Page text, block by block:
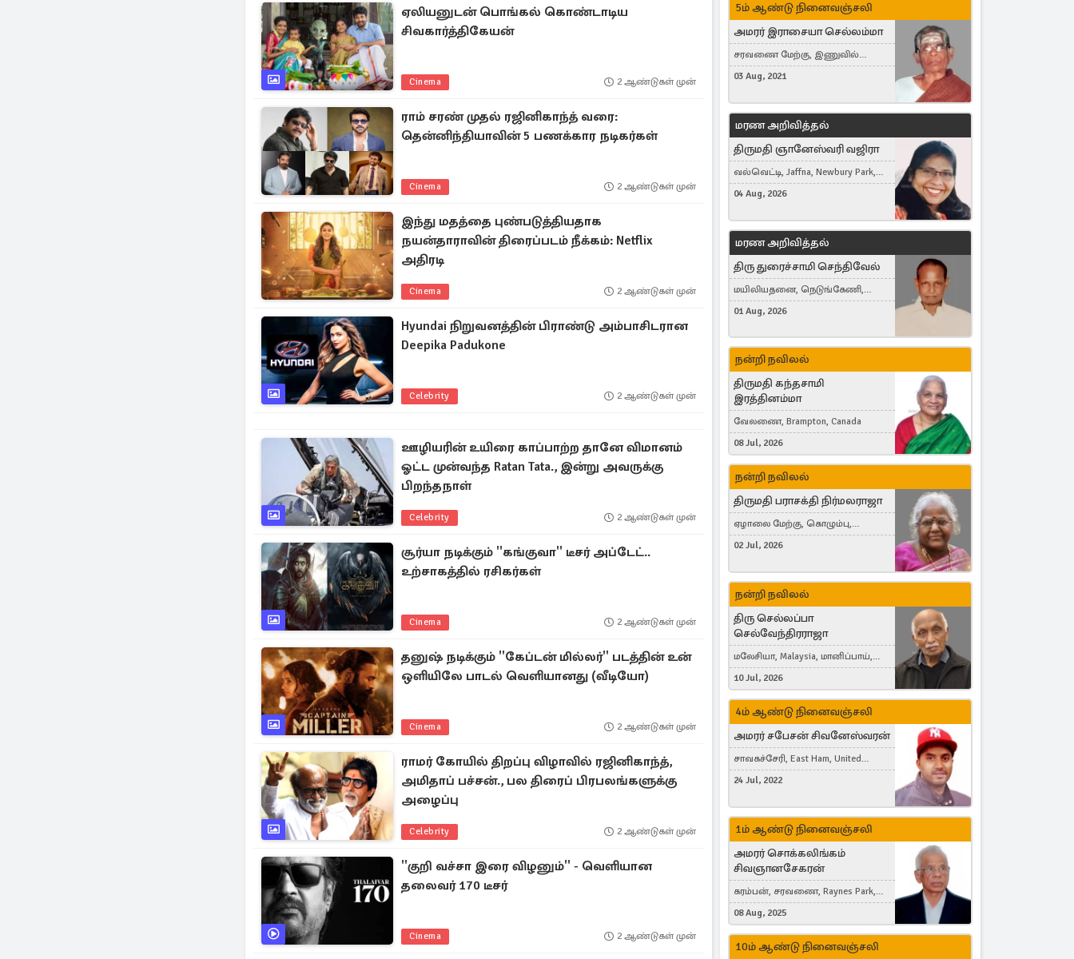
ஏலியனுடன் பொங்கல் கொண்டாடிய
சிவகார்த்திகேயன்
Cinema 2 ஆண்டுகள் முன்
ராம் சரண் முதல் ரஜினிகாந்த் வரை:
தென்னிந்தியாவின் 5 பணக்கார நடிகர்கள்
Cinema 2 ஆண்டுகள் முன்
இந்து மதத்தை புண்படுத்தியதாக
நயன்தாராவின் திரைப்படம் நீக்கம்: Netflix
அதிரடி
Cinema 2 ஆண்டுகள் முன்
Hyundai நிறுவனத்தின் பிராண்டு அம்பாசிடரான
Deepika Padukone
Celebrity 2 ஆண்டுகள் முன்
ஊழியரின் உயிரை காப்பாற்ற தானே விமானம்
ஓட்ட முன்வந்த Ratan Tata., இன்று அவருக்கு
பிறந்தநாள்
Celebrity 2 ஆண்டுகள் முன்
சூர்யா நடிக்கும் ''கங்குவா'' டீசர் அப்டேட்..
உற்சாகத்தில் ரசிகர்கள்
Cinema 2 ஆண்டுகள் முன்
தனுஷ் நடிக்கும் ''கேப்டன் மில்லர்'' படத்தின் உன்
ஒளியிலே பாடல் வெளியானது (வீடியோ)
Cinema 2 ஆண்டுகள் முன்
ராமர் கோயில் திறப்பு விழாவில் ரஜினிகாந்த்,
அமிதாப் பச்சன்., பல திரைப் பிரபலங்களுக்கு
அழைப்பு
Celebrity 2 ஆண்டுகள் முன்
''குறி வச்சா இரை விழனும்'' - வெளியான
தலைவர் 170 டீசர்
Cinema 2 ஆண்டுகள் முன்
5ம் ஆண்டு நினைவஞ்சலி
அமரர் இராசையா செல்லம்மா
சரவணை மேற்கு, இணுவில்
கிழக்கு
03 Aug, 2021
மரண அறிவித்தல்
திருமதி ஞானேஸ்வரி வஜிரா
வல்வெட்டி, Jaffna, Newbury Park,
United Kingdom
04 Aug, 2026
மரண அறிவித்தல்
திரு துரைச்சாமி செந்திவேல்
மயிலியதனை, நெடுங்கேணி,
கம்பர்மலை
01 Aug, 2026
நன்றி நவிலல்
திருமதி கந்தசாமி
இரத்தினம்மா
வேலணை, Brampton, Canada
08 Jul, 2026
நன்றி நவிலல்
திருமதி பராசக்தி நிர்மலராஜா
ஏழாலை மேற்கு, கொழும்பு,
தங்காலை, London, United Kingdom
02 Jul, 2026
நன்றி நவிலல்
திரு செல்லப்பா
செல்வேந்திரராஜா
மலேசியா, Malaysia, மானிப்பாய்,
Duisburg, Germany, London, United
Kingdom
10 Jul, 2026
4ம் ஆண்டு நினைவஞ்சலி
அமரர் சபேசன் சிவனேஸ்வரன்
சாவகச்சேரி, East Ham, United
Kingdom
24 Jul, 2022
1ம் ஆண்டு நினைவஞ்சலி
அமரர் சொக்கலிங்கம்
சிவஞானசேகரன்
கரம்பன், சரவணை, Raynes Park,
London, United Kingdom
08 Aug, 2025
10ம் ஆண்டு நினைவஞ்சலி